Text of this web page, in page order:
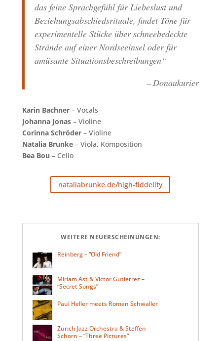
das feine Sprachgefühl für Liebeslust und
Beziehungsabschiedsrituale, findet Töne für
experimentelle Stücke über schneebedeckte
Strände auf einer Nordseeinsel oder für
amüsante Situationsbeschreibungen“
– Donaukurier
Karin Bachner– Vocals
Johanna Jonas– Violine
Corinna Schröder– Violine
Natalia Brunke– Viola, Komposition
Bea Bou – Cello
nataliabrunke.de/high-fiddelity
WEITERE NEUERSCHEINUNGEN:
Reinberg – “Old Friend”
Miriam Ast & Victor Gutierrez –
“Secret Songs”
Paul Heller meets Roman Schwaller
Zurich Jazz Orchestra & Steffen
Schorn – “Three Pictures”